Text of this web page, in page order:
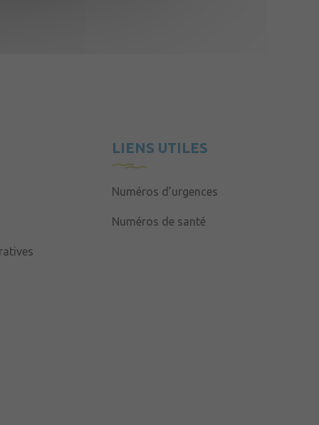
LIENS UTILES
Numéros d’urgences
Numéros de santé